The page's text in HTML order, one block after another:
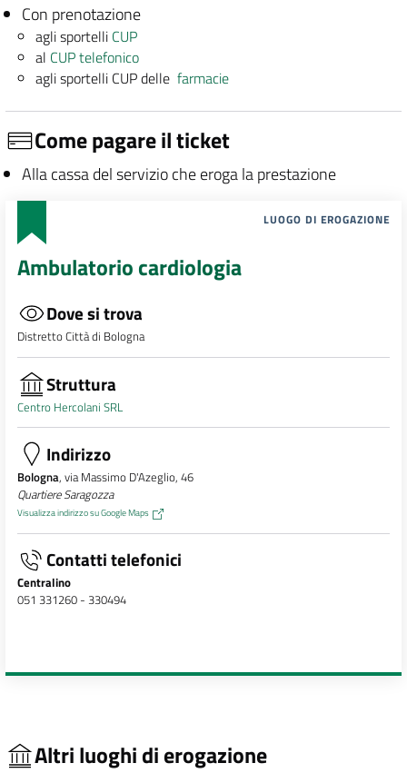
Con prenotazione
agli sportelli CUP
al CUP telefonico
agli sportelli CUP dellefarmacie
Come pagare il ticket
Alla cassa del servizio che eroga la prestazione
LUOGO DI EROGAZIONE
Ambulatorio cardiologia
Dove si trova
Distretto Città di Bologna
Struttura
Centro Hercolani SRL
Indirizzo
Bologna, via Massimo D'Azeglio, 46
Quartiere Saragozza
Visualizza indirizzo su Google Maps
Contatti telefonici
Centralino
051 331260 - 330494
Altri luoghi di erogazione